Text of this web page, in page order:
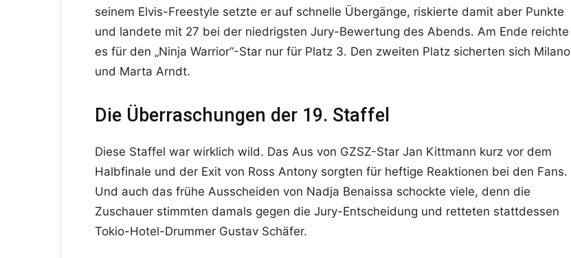
seinem Elvis-Freestyle setzte er auf schnelle Übergänge, riskierte damit aber Punkte
und landete mit 27 bei der niedrigsten Jury-Bewertung des Abends. Am Ende reichte
es für den „Ninja Warrior“-Star nur für Platz 3. Den zweiten Platz sicherten sich Milano
und Marta Arndt.
Die Überraschungen der 19. Staffel
Diese Staffel war wirklich wild. Das Aus von GZSZ-Star Jan Kittmann kurz vor dem
Halbfinale und der Exit von Ross Antony sorgten für heftige Reaktionen bei den Fans.
Und auch das frühe Ausscheiden von Nadja Benaissa schockte viele, denn die
Zuschauer stimmten damals gegen die Jury-Entscheidung und retteten stattdessen
Tokio-Hotel-Drummer Gustav Schäfer.